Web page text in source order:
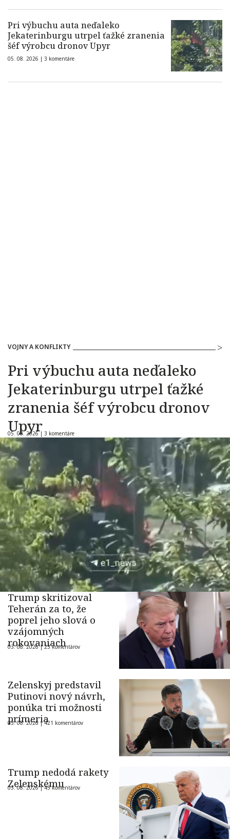
Pri výbuchu auta neďaleko
Jekaterinburgu utrpel ťažké zranenia
šéf výrobcu dronov Upyr
05. 08. 2026 | 3 komentáre
VOJNY A KONFLIKTY
Pri výbuchu auta neďaleko
Jekaterinburgu utrpel ťažké
zranenia šéf výrobcu dronov
Upyr
05. 08. 2026 | 3 komentáre
Trump skritizoval
Teherán za to, že
poprel jeho slová o
vzájomných
rokovaniach
03. 08. 2026 |23 komentárov
Zelenskyj predstavil
Putinovi nový návrh,
ponúka tri možnosti
prímeria
03. 08. 2026 |421 komentárov
Trump nedodá rakety
Zelenskému
03. 08. 2026 |45 komentárov